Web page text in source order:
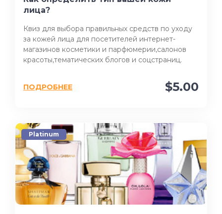
лица?
Квиз для выбора правильных средств по уходу
за кожей лица для посетителей интернет-
магазинов косметики и парфюмерии,салонов
красоты,тематических блогов и соцстраниц.
$5.00
ПОДРОБНЕЕ
Platinum